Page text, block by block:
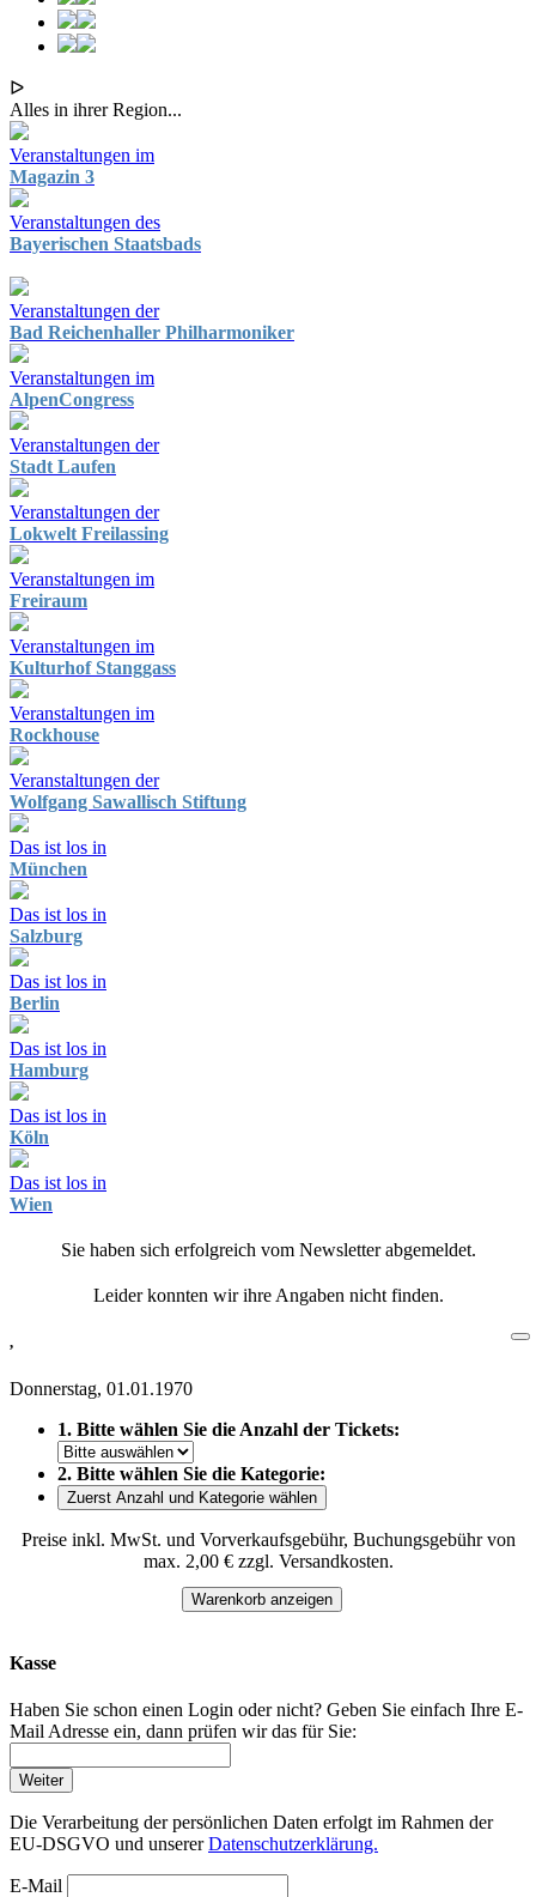
ᐅ
Alles in ihrer Region...
Veranstaltungen im
Magazin 3
Veranstaltungen des
Bayerischen Staatsbads
Veranstaltungen der
Bad Reichenhaller Philharmoniker
Veranstaltungen im
AlpenCongress
Veranstaltungen der
Stadt Laufen
Veranstaltungen der
Lokwelt Freilassing
Veranstaltungen im
Freiraum
Veranstaltungen im
Kulturhof Stanggass
Veranstaltungen im
Rockhouse
Veranstaltungen der
Wolfgang Sawallisch Stiftung
Das ist los in
München
Das ist los in
Salzburg
Das ist los in
Berlin
Das ist los in
Hamburg
Das ist los in
Köln
Das ist los in
Wien
Sie haben sich erfolgreich vom Newsletter abgemeldet.
Leider konnten wir ihre Angaben nicht finden.
,
Donnerstag, 01.01.1970
1. Bitte wählen Sie die Anzahl der Tickets:
2. Bitte wählen Sie die Kategorie:
Zuerst Anzahl und Kategorie wählen
Preise inkl. MwSt. und Vorverkaufsgebühr, Buchungsgebühr von
max. 2,00 € zzgl. Versandkosten.
Warenkorb anzeigen
Kasse
Haben Sie schon einen Login oder nicht? Geben Sie einfach Ihre E-
Mail Adresse ein, dann prüfen wir das für Sie:
Weiter
Die Verarbeitung der persönlichen Daten erfolgt im Rahmen der
EU-DSGVO und unsererDatenschutzerklärung.
E-Mail